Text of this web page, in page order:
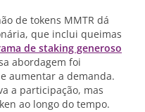
de tokens MMTR dá
que inclui queimas
de staking generoso
abordagem foi
aumentar a demanda.
a participação, mas
ao longo do tempo.